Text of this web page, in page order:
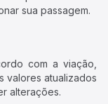
sua passagem.
com a viação,
valores atualizados
alterações.